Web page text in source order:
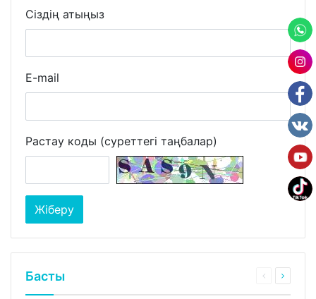
Сіздің атыңыз
E-mail
Растау коды (суреттегі таңбалар)
Басты